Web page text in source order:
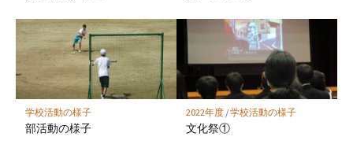
学校活動の様子
部活動の様子
2022年度/学校活動の様子
文化祭①